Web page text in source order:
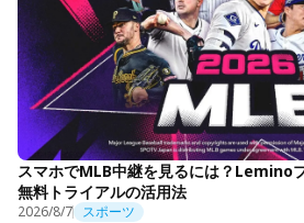
スマホでMLB中継を見るには？Lemino
無料トライアルの活用法
2026/8/7 スポーツ